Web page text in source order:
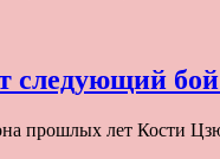
следующий
прошлых лет Кости